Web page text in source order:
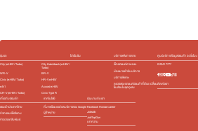
รุ่นรถ
City (e:HEV / Turbo)
City Hatchback (e:HEV /
Turbo)
WR-V
BR-V
Civic (e:HEV / Turbo)
HR-V e:HEV
e:N1
Accord e:HEV
CR-V (e:HEV / Turbo)
Civic Type R
โปรโมชัน
บริการหลังการขาย
เช็กรถยนต์ตามระยะ
นัดหมายเข้ารับบริการ
บริการพิเศษ
ตรวจสอบรถยนต์ฮอนด้าที่ต้อง เปลี่ยน
ชิ้นส่วนในชุดถุงลม
ศูนย์บริการข้อมูลฮอนด้า 24 ชั่วโมง
0 2341 7777
ติดต่อเรา
เกี่ยวกับฮอนด้า
ฮอนด้าประเทศไทย
กิจกรรมเพื่อสังคม
ข่าวประชาสัมพันธ์
เทคโนโลยี
ที่มาพร้อมแอปและบริการของ Google
ผู้จำหน่าย
ร่วมงานกับเรา
Facebook Honda Career
Jobsdb
JobTopGun
บทความ